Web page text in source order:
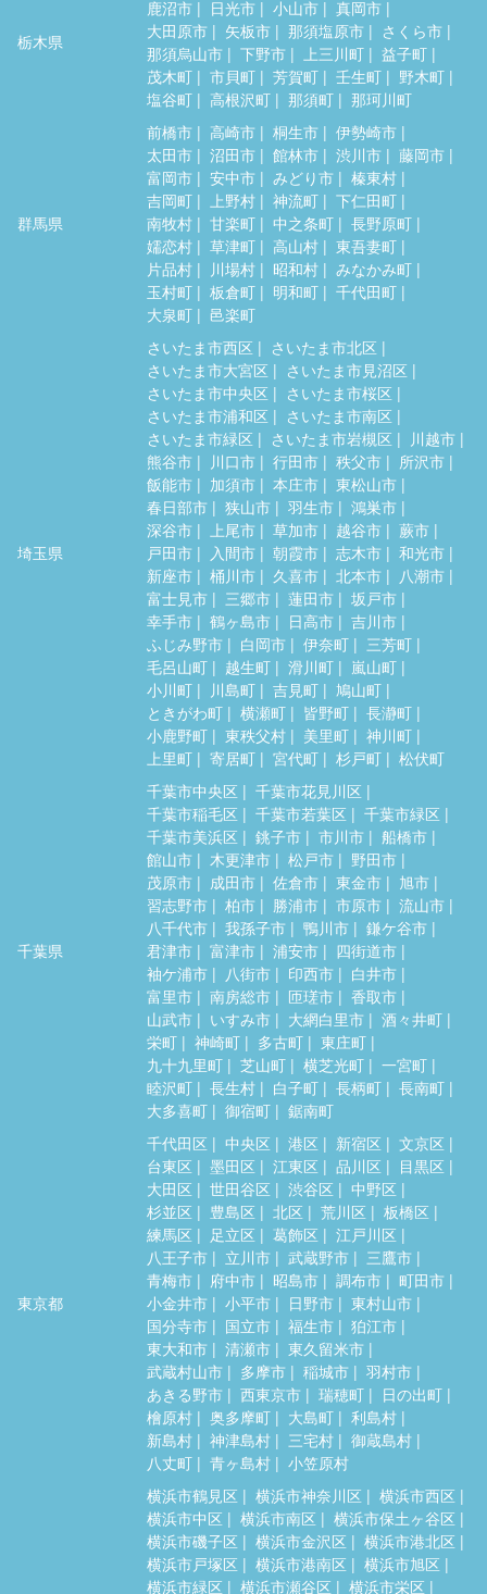
栃木県
鹿沼市
日光市 小山市
真岡市
大田原市
矢板市 那須塩原市
さくら市
那須烏山市
下野市 上三川町
益子町
茂木町
市貝町 芳賀町 壬生町
野木町
塩谷町
高根沢町 那須町 那珂川町
群馬県
前橋市 高崎市 桐生市
伊勢崎市
太田市
沼田市 館林市 渋川市
藤岡市
富岡市
安中市 みどり市
榛東村
吉岡町
上野村 神流町
下仁田町
南牧村
甘楽町 中之条町
長野原町
嬬恋村
草津町 高山村
東吾妻町
片品村
川場村 昭和村
みなかみ町
玉村町
板倉町 明和町
千代田町
大泉町
邑楽町
埼玉県
さいたま市西区
さいたま市北区
さいたま市大宮区
さいたま市見沼区
さいたま市中央区
さいたま市桜区
さいたま市浦和区
さいたま市南区
さいたま市緑区
さいたま市岩槻区
川越市
熊谷市
川口市 行田市 秩父市
所沢市
飯能市
加須市 本庄市
東松山市
春日部市
狭山市 羽生市
鴻巣市
深谷市
上尾市 草加市 越谷市
蕨市
戸田市
入間市 朝霞市 志木市
和光市
新座市
桶川市 久喜市 北本市
八潮市
富士見市
三郷市 蓮田市
坂戸市
幸手市
鶴ヶ島市 日高市
吉川市
ふじみ野市
白岡市 伊奈町
三芳町
毛呂山町
越生町 滑川町
嵐山町
小川町
川島町 吉見町
鳩山町
ときがわ町
横瀬町 皆野町
長瀞町
小鹿野町
東秩父村 美里町
神川町
上里町
寄居町 宮代町 杉戸町 松伏町
千葉県
千葉市中央区
千葉市花見川区
千葉市稲毛区
千葉市若葉区
千葉市緑区
千葉市美浜区
銚子市 市川市
船橋市
館山市
木更津市 松戸市
野田市
茂原市
成田市 佐倉市 東金市
旭市
習志野市
柏市 勝浦市 市原市
流山市
八千代市
我孫子市 鴨川市
鎌ケ谷市
君津市
富津市 浦安市
四街道市
袖ケ浦市
八街市 印西市
白井市
富里市
南房総市 匝瑳市
香取市
山武市
いすみ市 大網白里市
酒々井町
栄町
神崎町 多古町
東庄町
九十九里町
芝山町 横芝光町
一宮町
睦沢町
長生村 白子町 長柄町
長南町
大多喜町
御宿町 鋸南町
東京都
千代田区 中央区 港区 新宿区
文京区
台東区
墨田区 江東区 品川区
目黒区
大田区
世田谷区 渋谷区
中野区
杉並区
豊島区 北区 荒川区
板橋区
練馬区
足立区 葛飾区
江戸川区
八王子市
立川市 武蔵野市
三鷹市
青梅市
府中市 昭島市 調布市
町田市
小金井市
小平市 日野市
東村山市
国分寺市
国立市 福生市
狛江市
東大和市
清瀬市
東久留米市
武蔵村山市
多摩市 稲城市
羽村市
あきる野市
西東京市 瑞穂町
日の出町
檜原村
奥多摩町 大島町
利島村
新島村
神津島村 三宅村
御蔵島村
八丈町
青ヶ島村
小笠原村
横浜市鶴見区
横浜市神奈川区
横浜市西区
横浜市中区
横浜市南区
横浜市保土ヶ谷区
横浜市磯子区
横浜市金沢区
横浜市港北区
横浜市戸塚区
横浜市港南区
横浜市旭区
横浜市緑区
横浜市瀬谷区 横浜市栄区